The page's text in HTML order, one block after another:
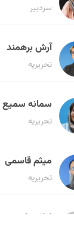
سردبیر
آرش برهمند
تحریریه
سمانه سمیع
تحریریه
میثم قاسمی
تحریریه
لیلا حنارود